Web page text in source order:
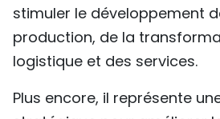
stimuler le développement
production, de la
logistique et des services.
Plus encore, il représente